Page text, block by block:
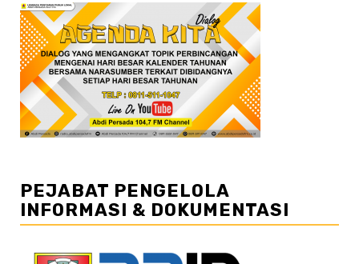
PEJABAT PENGELOLA
INFORMASI & DOKUMENTASI